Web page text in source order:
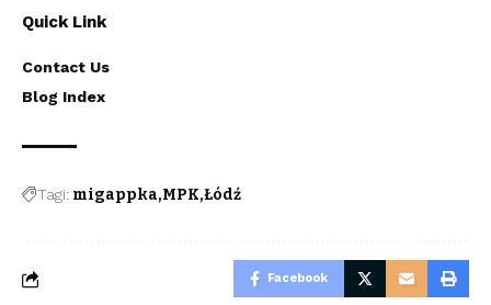
Quick Link
Contact Us
Blog Index
Tagi: migappka MPK Łódź
Facebook